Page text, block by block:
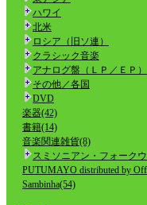
ハワイ
北米
ロシア（旧ソ連）
クラシック音楽
アナログ盤（ＬＰ／ＥＰ）
その他／各国
DVD
楽器(42)
書籍(14)
音楽関連雑貨(8)
スミソニアン・フォーク
PUTUMAYO distributed by
Sambinha(54)